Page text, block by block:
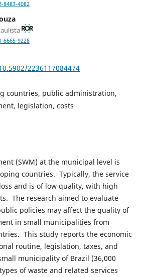
4082
9228
2236117084474
countries, public administration,
legislation, costs
(SWM) at the municipal level is
countries. Typically, the service
and is of low quality, with high
The research aimed to evaluate
policies may affect the quality of
in small municipalities from
This study reports the economic
routine, legislation, taxes, and
municipality of Brazil (36,000
of waste and related services